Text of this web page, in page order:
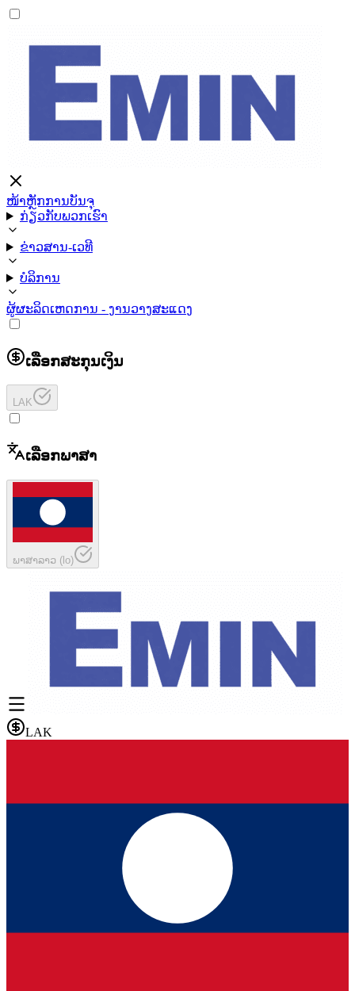
ໜ້າຫຼັກການບັນຈຸ
ກ່ຽວກັບພວກເຮົາ
ຂ່າວສານ-ເວທີ
ບໍລິການ
ຜູ້ຜະລິດເຫດການ - ງານວາງສະແດງ
ເລືອກສະກຸນເງິນ
LAK
ເລືອກພາສາ
ພາສາລາວ (lo)
LAK